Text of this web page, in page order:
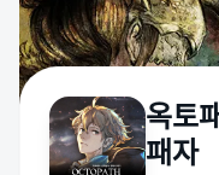
옥토
패자